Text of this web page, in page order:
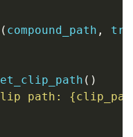
( compound_path ,
( )
clip path: {